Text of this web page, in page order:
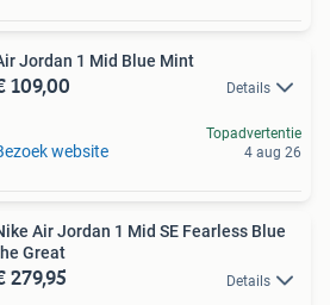
Jordan 1 Mid Blue Mint
109,00 Details
website
Topadvertentie
4 aug 26
Air Jordan 1 Mid SE Fearless Blue
Great
279,95 Details